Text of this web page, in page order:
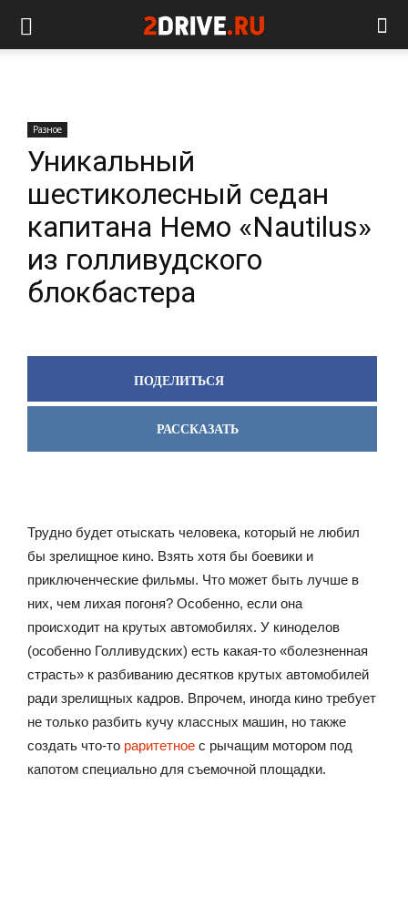
Разное
Уникальный
шестиколесный седан
капитана Немо «Nautilus»
из голливудского
блокбастера
ПОДЕЛИТЬСЯ
РАССКАЗАТЬ
Трудно будет отыскать человека, который не любил
бы зрелищное кино. Взять хотя бы боевики и
приключенческие фильмы. Что может быть лучше в
них, чем лихая погоня? Особенно, если она
происходит на крутых автомобилях. У киноделов
(особенно Голливудских) есть какая-то «болезненная
страсть» к разбиванию десятков крутых автомобилей
ради зрелищных кадров. Впрочем, иногда кино требует
не только разбить кучу классных машин, но также
создать что-то раритетное с рычащим мотором под
капотом специально для съемочной площадки.